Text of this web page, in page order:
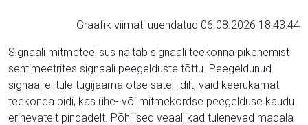
Graafik viimati uuendatud 06.08.2026 18:43:44
Signaali mitmeteelisus näitab signaali teekonna pikenemist
sentimeetrites signaali peegelduste tõttu. Peegeldunud
signaal ei tule tugijaama otse satelliidilt, vaid keerukamat
teekonda pidi, kas ühe- või mitmekordse peegelduse kaudu
erinevatelt pindadelt. Põhilised veaallikad tulenevad madala